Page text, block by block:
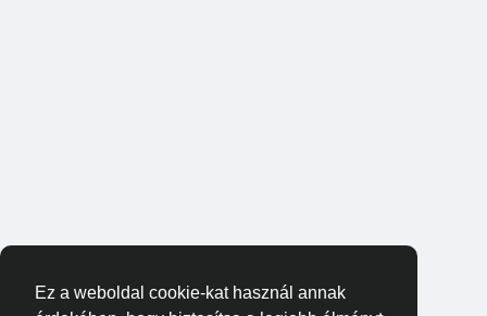
Ez a weboldal cookie-kat használ annak